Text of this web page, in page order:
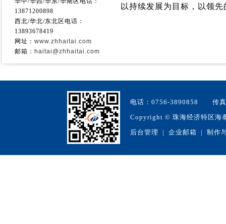
13871200898
西北/华北/东北区电话：
13893678419
网址： www.zhhaitai.com
邮箱： haitai@zhhaitai.com
以持续发展为目标，以领
电话：0756-3890858 传真
Copyright © 珠海经济特区海
后台管理 | 企业邮箱 | 制作